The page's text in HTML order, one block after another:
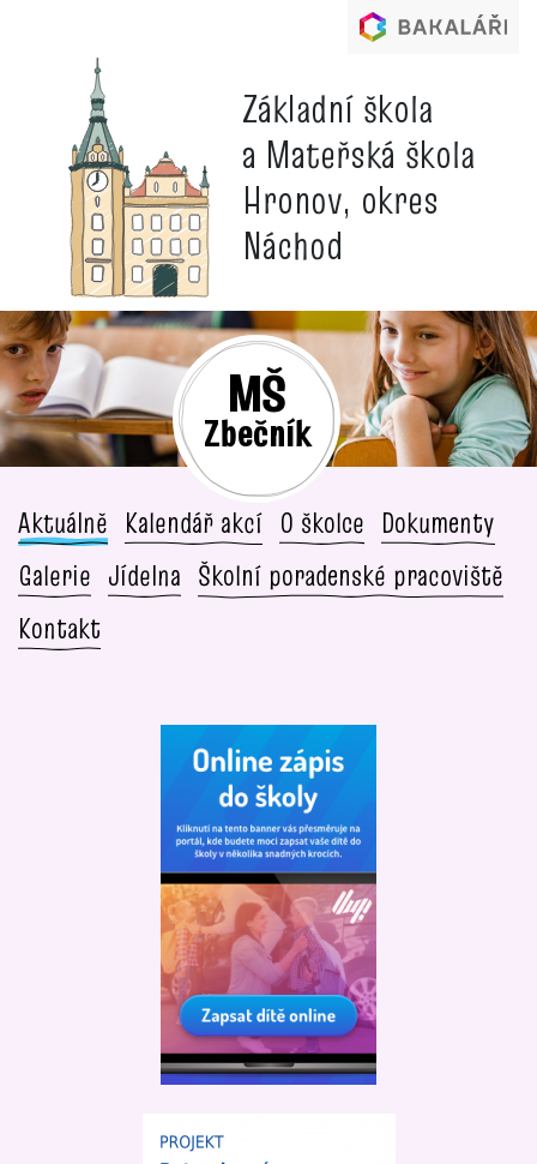
Základní škola
a Mateřská škola
Hronov, okres
Náchod
MŠ
Zbečník
Aktuálně Kalendář akcí O školce Dokumenty
Galerie Jídelna Školní poradenské pracoviště
Kontakt